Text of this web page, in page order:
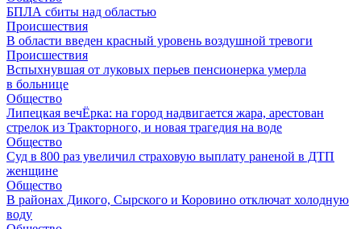
БПЛА сбиты над областью
Происшествия
В области введен красный уровень воздушной тревоги
Происшествия
Вспыхнувшая от луковых перьев пенсионерка умерла
в больнице
Общество
Липецкая вечЁрка: на город надвигается жара, арестован
стрелок из Тракторного, и новая трагедия на воде
Общество
Суд в 800 раз увеличил страховую выплату раненой в ДТП
женщине
Общество
В районах Дикого, Сырского и Коровино отключат холодную
воду